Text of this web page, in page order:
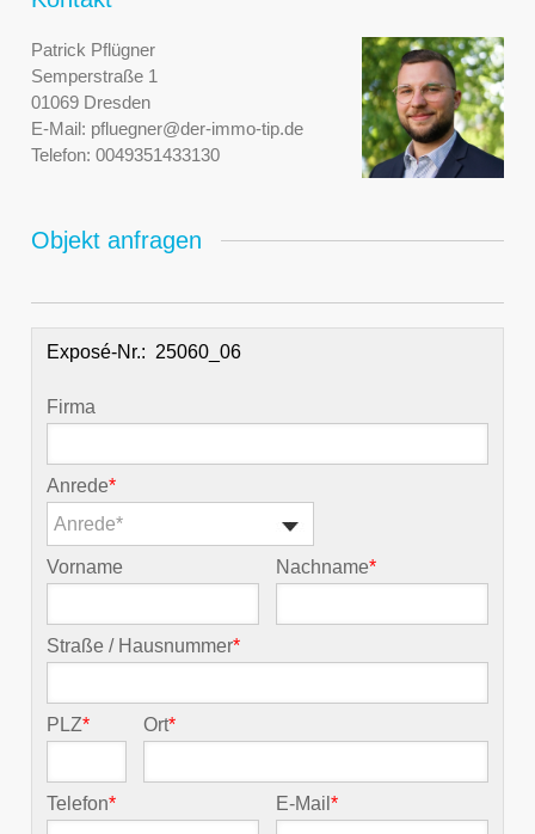
Patrick Pflügner
Semperstraße 1
01069 Dresden
E-Mail: pfluegner@der-immo-tip.de
Telefon: 0049351433130
Objekt anfragen
Exposé-Nr.:
Firma
Anrede*
Anrede*
Vorname Nachname*
Straße / Hausnummer*
PLZ* Ort*
Telefon* E-Mail*